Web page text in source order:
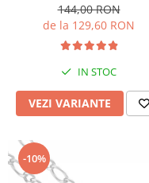
144,00 RON
de la 129,60 RON
IN STOC
VEZI VARIANTE
-10%